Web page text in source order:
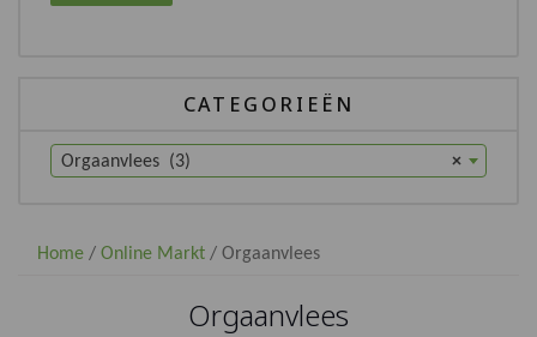
CATEGORIEËN
×
Orgaanvlees (3)
Home / Online Markt / Orgaanvlees
Orgaanvlees